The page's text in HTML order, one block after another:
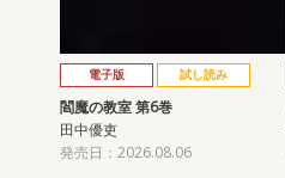
電子版 試し読み
閻魔の教室 第6巻
田中優吏
発売日：2026.08.06